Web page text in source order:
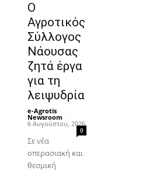
Ο
Αγροτικός
Σύλλογος
Νάουσας
ζητά έργα
για τη
λειψυδρία
e-Agrotis
Newsroom -
6 Αυγούστου, 2026
0
Σε νέα
οπερασιακή και
θεσμική